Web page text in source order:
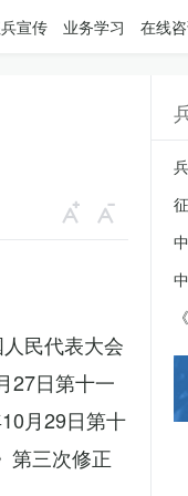
宣传 业务学习 在线
民代表大会
27日第十一
月29日第十
第三次修正